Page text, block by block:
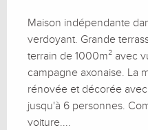
Maison indépendante
verdoyant. Grande
terrain de 1000m² avec
campagne axonaise. La
rénovée et décorée
jusqu'à 6 personnes.
voiture....